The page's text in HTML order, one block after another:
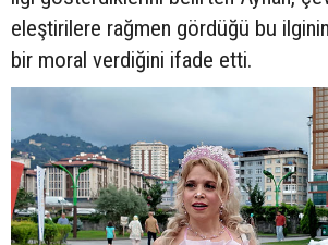
eleştirilere rağmen gördüğü bu
bir moral verdiğini ifade etti.